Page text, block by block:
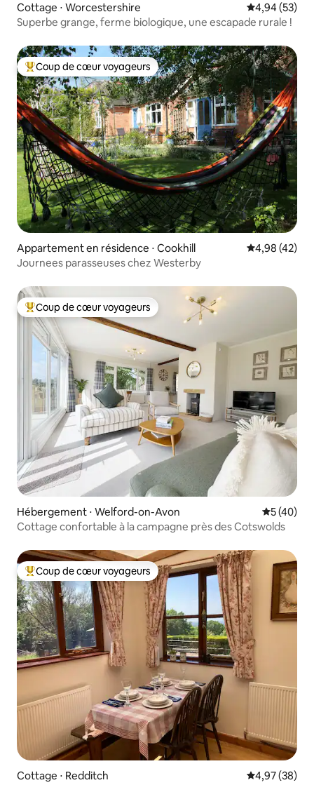
Cottage ⋅ Worcestershire Évaluation
4,94 (53)
Superbe grange, ferme biologique, une escapade rurale !
Coups de cœur voyageurs les plus appréciés
Coup de cœur voyageurs
Appartement en résidence ⋅ Cookhill Évaluation
4,98 (42)
Journees parasseuses chez Westerby
Coups de cœur voyageurs les plus appréciés
Coup de cœur voyageurs
Hébergement ⋅ Welford-on-Avon
5 (40)
Cottage confortable à la campagne près des Cotswolds
Coups de cœur voyageurs les plus appréciés
Coup de cœur voyageurs
Cottage ⋅ Redditch Évaluation
4,97 (38)